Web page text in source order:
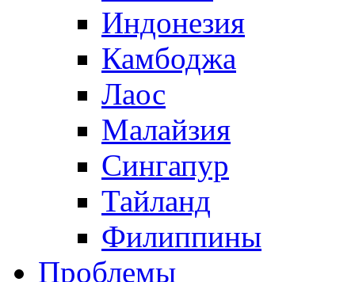
Индонезия
Камбоджа
Лаос
Малайзия
Сингапур
Тайланд
Филиппины
Проблемы